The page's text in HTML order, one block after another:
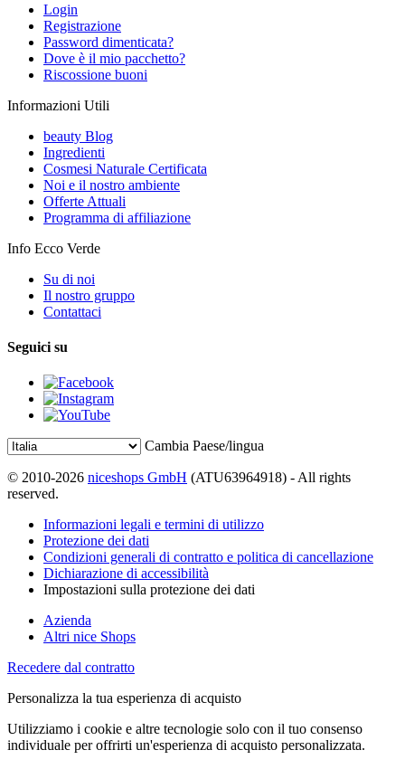
Login
Registrazione
Password dimenticata?
Dove è il mio pacchetto?
Riscossione buoni
Informazioni Utili
beauty Blog
Ingredienti
Cosmesi Naturale Certificata
Noi e il nostro ambiente
Offerte Attuali
Programma di affiliazione
Info Ecco Verde
Su di noi
Il nostro gruppo
Contattaci
Seguici su
Cambia Paese/lingua
© 2010-2026 niceshops GmbH (ATU63964918) - All rights
reserved.
Informazioni legali e termini di utilizzo
Protezione dei dati
Condizioni generali di contratto e politica di cancellazione
Dichiarazione di accessibilità
Impostazioni sulla protezione dei dati
Azienda
Altri nice Shops
Recedere dal contratto
Personalizza la tua esperienza di acquisto
Utilizziamo i cookie e altre tecnologie solo con il tuo consenso
individuale per offrirti un'esperienza di acquisto personalizzata.